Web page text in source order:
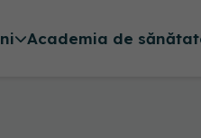
Academia de